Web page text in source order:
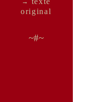
ori­ginal
~#~